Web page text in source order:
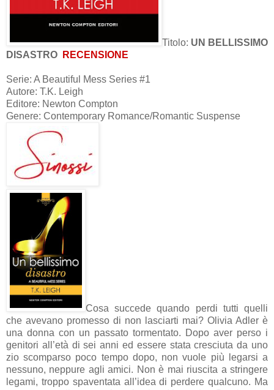
Titolo: UN BELLISSIMO
DISASTRO
RECENSIONE
Serie: A Beautiful Mess Series #1
Autore: T.K. Leigh
Editore: Newton Compton
Genere: Contemporary Romance/Romantic Suspense
Cosa succede quando perdi tutti quelli
che avevano promesso di non lasciarti mai? Olivia Adler è
una donna con un passato tormentato. Dopo aver perso i
genitori all’età di sei anni ed essere stata cresciuta da uno
zio scomparso poco tempo dopo, non vuole più legarsi a
nessuno, neppure agli amici. Non è mai riuscita a stringere
legami, troppo spaventata all’idea di perdere qualcuno. Ma